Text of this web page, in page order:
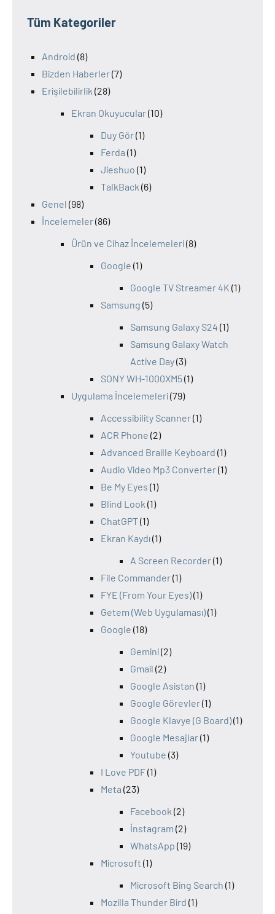
Tüm Kategoriler
Android (8)
Bizden Haberler(7)
Erişilebilirlik (28)
Ekran Okuyucular(10)
Duy Gör(1)
Ferda (1)
Jieshuo (1)
TalkBack (6)
Genel (98)
İncelemeler(86)
Ürün ve Cihaz İncelemeleri(8)
Google (1)
Google TV Streamer 4K (1)
Samsung (5)
Samsung Galaxy S24 (1)
Samsung Galaxy Watch
Active Day(3)
SONY WH-1000XM5(1)
Uygulama İncelemeleri(79)
Accessibility Scanner(1)
ACR Phone (2)
Advanced Braille Keyboard (1)
Audio Video Mp3 Converter(1)
Be My Eyes (1)
Blind Look (1)
ChatGPT(1)
Ekran Kaydı(1)
A Screen Recorder(1)
File Commander(1)
FYE (From Your Eyes)(1)
Getem (Web Uygulaması)(1)
Google (18)
Gemini(2)
Gmail (2)
Google Asistan (1)
Google Görevler(1)
Google Klavye (G Board)(1)
Google Mesajlar(1)
Youtube (3)
I Love PDF(1)
Meta (23)
Facebook (2)
İnstagram (2)
WhatsApp (19)
Microsoft (1)
Microsoft Bing Search (1)
Mozilla Thunder Bird (1)